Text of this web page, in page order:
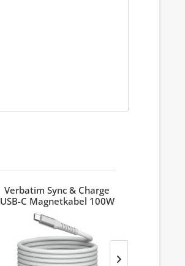
Verbatim Sync & Charge
USB-C Magnetkabel 100W